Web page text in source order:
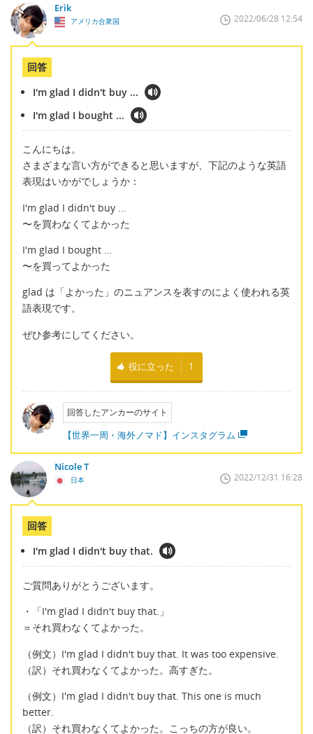
Erik
アメリカ合衆国 2022/06/28 12:54
回答
I'm glad I didn't buy ...
I'm glad I bought ...
こんにちは。
さまざまな言い方ができると思いますが、下記のような英語
表現はいかがでしょうか：
I'm glad I didn't buy ...
〜を買わなくてよかった
I'm glad I bought ...
〜を買ってよかった
glad は「よかった」のニュアンスを表すのによく使われる英
語表現です。
ぜひ参考にしてください。
役に立った 1
回答したアンカーのサイト
【世界一周・海外ノマド】インスタグラム
Nicole T
日本 2022/12/31 16:28
回答
I'm glad I didn't buy that.
ご質問ありがとうございます。
・「I'm glad I didn't buy that.」
＝それ買わなくてよかった。
（例文）I'm glad I didn't buy that. It was too expensive.
（訳）それ買わなくてよかった。高すぎた。
（例文）I'm glad I didn't buy that. This one is much
better.
（訳）それ買わなくてよかった。こっちの方が良い。